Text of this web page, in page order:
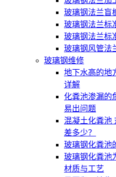
玻璃钢法兰盲
玻璃钢法兰标
玻璃钢法兰标
玻璃钢风管法
玻璃钢维修
地下水高的地
详解
化粪池渗漏的
易出问题
混凝土化粪池
差多少？
玻璃钢化粪池
玻璃钢化粪池
材质与工艺